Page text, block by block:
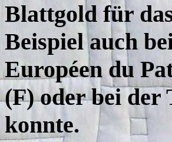
Blattgold für
Beispiel auch
Européen du
(F) oder bei der
konnte.